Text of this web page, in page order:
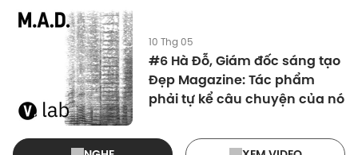
10 Thg 05
#6 Hà Đỗ, Giám đốc sáng tạo
Đẹp Magazine: Tác phẩm
phải tự kể câu chuyện của nó